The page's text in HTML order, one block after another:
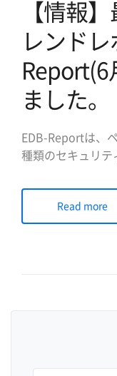
【情報
レンド
Report(6
ました。
EDB-Reportは、
種類のセキュリテ
幅広く参考してい
Exploit-DBより公
とにした解析を提
Read more